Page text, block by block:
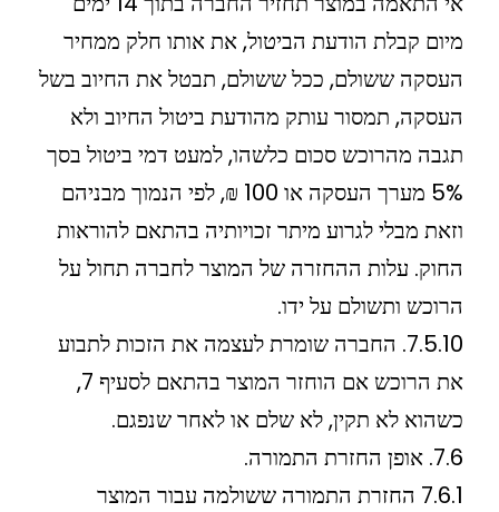
מיום קבלת הודעת הביטול, את אותו חלק ממחיר
העסקה ששולם, ככל ששולם, תבטל את החיוב בשל
העסקה, תמסור עותק מהודעת ביטול החיוב ולא
תגבה מהרוכש סכום כלשהו, למעט דמי ביטול בסך
5% מערך העסקה או 100 ₪, לפי הנמוך מבניהם
וזאת מבלי לגרוע מיתר זכויותיה בהתאם להוראות
החוק. עלות ההחזרה של המוצר לחברה תחול על
הרוכש ותשולם על ידו.
7.5.10. החברה שומרת לעצמה את הזכות לתבוע
את הרוכש אם הוחזר המוצר בהתאם לסעיף 7,
כשהוא לא תקין, לא שלם או לאחר שנפגם.
7.6. אופן החזרת התמורה.
7.6.1 החזרת התמורה ששולמה עבור המוצר